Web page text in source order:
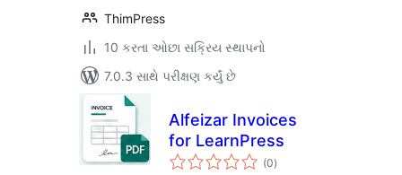
ThimPress
10 કરતા ઓછા સક્રિય સ્થાપનો
7.0.3 સાથે પરીક્ષણ કર્યું છે
Alfeizar Invoices
for LearnPress
(0કુલ
રેટિંગ્સ
)